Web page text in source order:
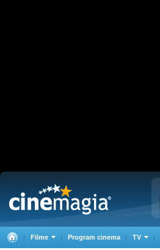
Filme Program cinema TV